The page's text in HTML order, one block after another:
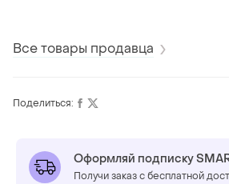
Все товары продавца
Поделиться:
Оформляй подписку
Получи заказ с бесплатной